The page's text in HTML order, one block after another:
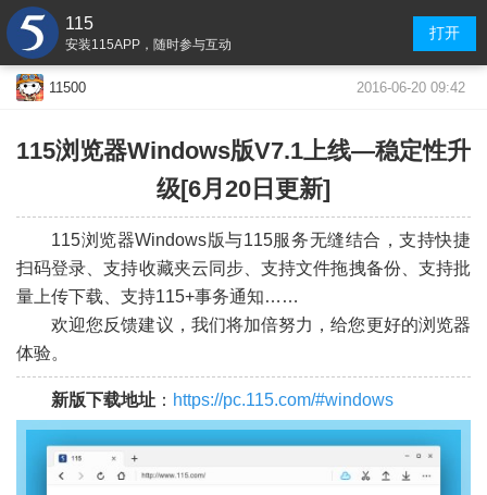
115
安装115APP，随时参与互动
打开
11500 2016-06-20 09:42
115浏览器Windows版V7.1上线—稳定性升
级[6月20日更新]
115浏览器Windows版与115服务无缝结合，支持快捷
扫码登录、支持收藏夹云同步、支持文件拖拽备份、支持批
量上传下载、支持115+事务通知……
欢迎您反馈建议，我们将加倍努力，给您更好的浏览器
体验。
新版下载地址 ： https://pc.115.com/#windows